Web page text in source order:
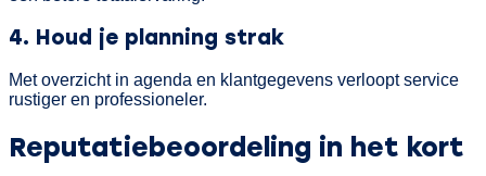
4. Houd je planning strak
Met overzicht in agenda en klantgegevens verloopt service
rustiger en professioneler.
Reputatiebeoordeling in het kort